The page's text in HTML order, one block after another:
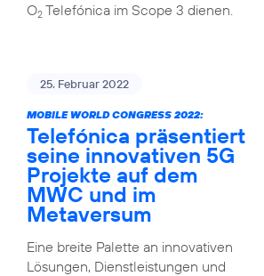
O2Telefónica im Scope 3 dienen.
25. Februar 2022
MOBILE WORLD CONGRESS 2022:
Telefónica präsentiert
seine innovativen 5G
Projekte auf dem
MWC und im
Metaversum
Eine breite Palette an innovativen
Lösungen, Dienstleistungen und